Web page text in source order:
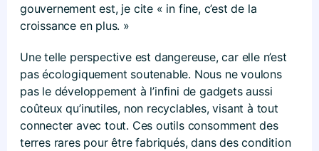
gouvernement est, je cite « in fine, c’est de la
croissance en plus. »
Une telle perspective est dangereuse, car elle n’est
pas écologiquement soutenable. Nous ne voulons
pas le développement à l’infini de gadgets aussi
coûteux qu’inutiles, non recyclables, visant à tout
connecter avec tout. Ces outils consomment des
terres rares pour être fabriqués, dans des condition